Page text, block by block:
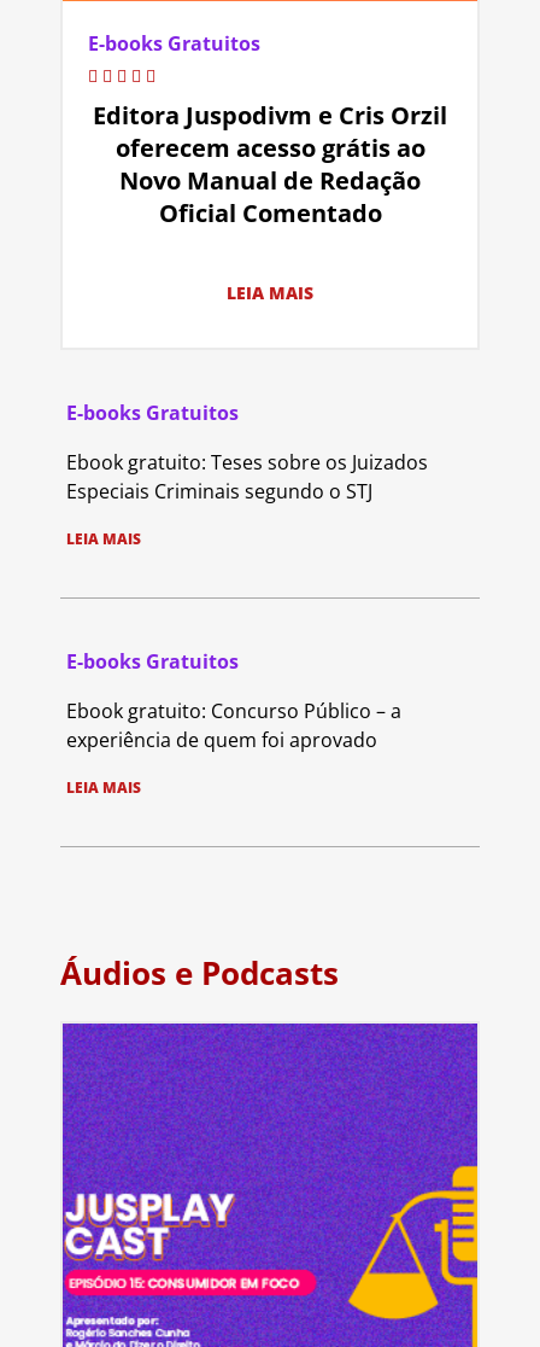
E-books Gratuitos
Editora Juspodivm e Cris Orzil
oferecem acesso grátis ao
Novo Manual de Redação
Oficial Comentado
LEIA MAIS
E-books Gratuitos
Ebook gratuito: Teses sobre os Juizados
Especiais Criminais segundo o STJ
LEIA MAIS
E-books Gratuitos
Ebook gratuito: Concurso Público – a
experiência de quem foi aprovado
LEIA MAIS
Áudios e Podcasts